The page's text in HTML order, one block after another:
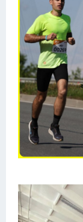
Интерьеры